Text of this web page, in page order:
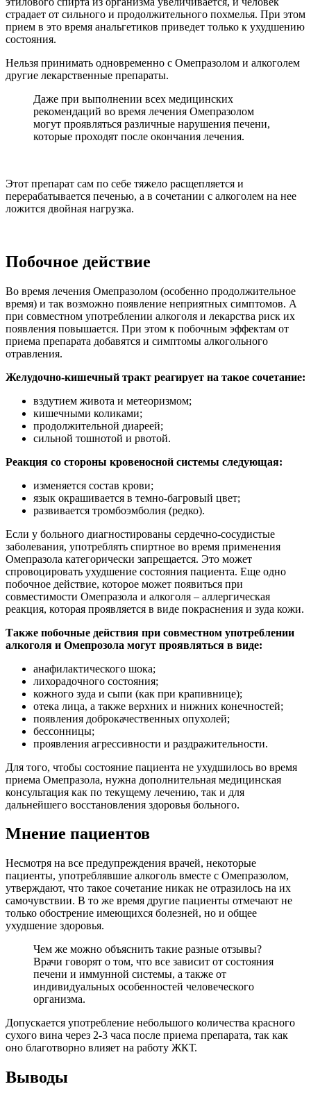
страдает от сильного и продолжительного похмелья. При этом
прием в это время анальгетиков приведет только к ухудшению
состояния.
Нельзя принимать одновременно с Омепразолом и алкоголем
другие лекарственные препараты.
Даже при выполнении всех медицинских
рекомендаций во время лечения Омепразолом
могут проявляться различные нарушения печени,
которые проходят после окончания лечения.
Этот препарат сам по себе тяжело расщепляется и
перерабатывается печенью, а в сочетании с алкоголем на нее
ложится двойная нагрузка.
Побочное действие
Во время лечения Омепразолом (особенно продолжительное
время) и так возможно появление неприятных симптомов. А
при совместном употреблении алкоголя и лекарства риск их
появления повышается. При этом к побочным эффектам от
приема препарата добавятся и симптомы алкогольного
отравления.
Желудочно-кишечный тракт реагирует на такое сочетание:
вздутием живота и метеоризмом;
кишечными коликами;
продолжительной диареей;
сильной тошнотой и рвотой.
Реакция со стороны кровеносной системы следующая:
изменяется состав крови;
язык окрашивается в темно-багровый цвет;
развивается тромбоэмболия (редко).
Если у больного диагностированы сердечно-сосудистые
заболевания, употреблять спиртное во время применения
Омепразола категорически запрещается. Это может
спровоцировать ухудшение состояния пациента. Еще одно
побочное действие, которое может появиться при
совместимости Омепразола и алкоголя – аллергическая
реакция, которая проявляется в виде покраснения и зуда кожи.
Также побочные действия при совместном употреблении
алкоголя и Омепрозола могут проявляться в виде:
анафилактического шока;
лихорадочного состояния;
кожного зуда и сыпи (как при крапивнице);
отека лица, а также верхних и нижних конечностей;
появления доброкачественных опухолей;
бессонницы;
проявления агрессивности и раздражительности.
Для того, чтобы состояние пациента не ухудшилось во время
приема Омепразола, нужна дополнительная медицинская
консультация как по текущему лечению, так и для
дальнейшего восстановления здоровья больного.
Мнение пациентов
Несмотря на все предупреждения врачей, некоторые
пациенты, употреблявшие алкоголь вместе с Омепразолом,
утверждают, что такое сочетание никак не отразилось на их
самочувствии. В то же время другие пациенты отмечают не
только обострение имеющихся болезней, но и общее
ухудшение здоровья.
Чем же можно объяснить такие разные отзывы?
Врачи говорят о том, что все зависит от состояния
печени и иммунной системы, а также от
индивидуальных особенностей человеческого
организма.
Допускается употребление небольшого количества красного
сухого вина через 2-3 часа после приема препарата, так как
оно благотворно влияет на работу ЖКТ.
Выводы